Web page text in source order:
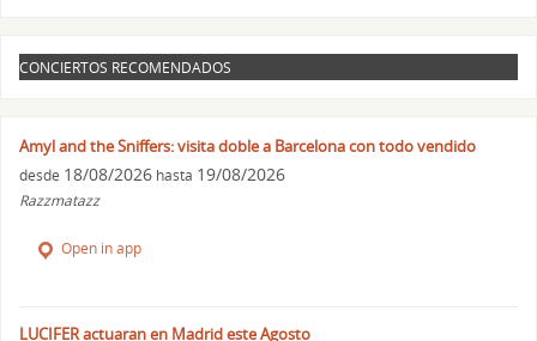
CONCIERTOS RECOMENDADOS
Amyl and the Sniffers: visita doble a Barcelona con todo vendido
desde 18/08/2026 hasta 19/08/2026
Razzmatazz
Open in app
LUCIFER actuaran en Madrid este Agosto